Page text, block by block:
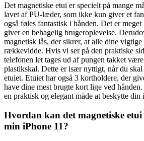
Det magnetiske etui er specielt på mange
lavet af PU-læder, som ikke kun giver et
også føles fantastisk i hånden. Det er
giver en behagelig brugeroplevelse.
magnetisk lås, der sikrer, at alle dine
rækkevidde. Hvis vi ser på den praktiske
telefonen let tages ud af pungen takket
plastikskal. Dette er især nyttigt, når du skal
etuiet. Etuiet har også 3 kortholdere, der
have dine mest brugte kort lige ved hånden.
en praktisk og elegant måde at beskytte din
Hvordan kan det magnetiske
min iPhone 11?